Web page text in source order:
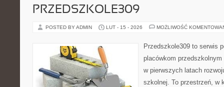
PRZEDSZKOLE309
POSTED BY ADMIN LUT - 15 - 2026 MOŻLIWOŚĆ
Przedszkole309 to serwis
placówkom
w pierwszych latach
szkolnej. To przestrzeń, w